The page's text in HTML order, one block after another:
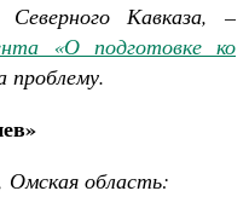
Кавказа, –
«О подготовке ко
проблему.
Омская область:
Георгий Победоносец. Научись у
святого